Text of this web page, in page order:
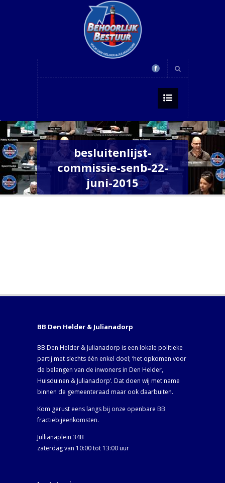
besluitenlijst-
commissie-senb-22-
juni-2015
BB Den Helder & Julianadorp
BB Den Helder & Julianadorp is een lokale politieke
partij met slechts één enkel doel; ‘het opkomen voor
de belangen van de inwoners in Den Helder,
Huisduinen & Julianadorp‘. Dat doen wij met name
binnen de gemeenteraad maar ook daarbuiten.
Kom gerust eens langs bij onze openbare BB
fractiebijeenkomsten.
Jullianaplein 34B
zaterdag van 10:00 tot 13:00 uur